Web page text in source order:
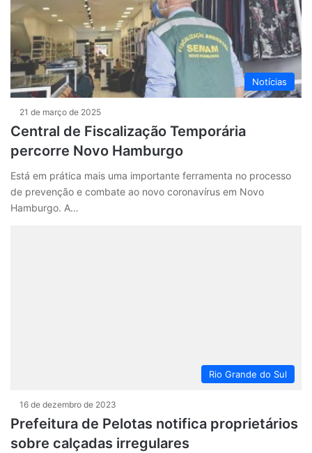
Notícias
21 de março de 2025
Central de Fiscalização Temporária
percorre Novo Hamburgo
Está em prática mais uma importante ferramenta no processo
de prevenção e combate ao novo coronavírus em Novo
Hamburgo. A…
Rio Grande do Sul
16 de dezembro de 2023
Prefeitura de Pelotas notifica proprietários
sobre calçadas irregulares